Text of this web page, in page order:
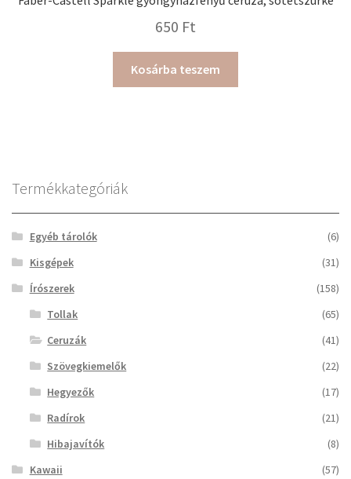
650 Ft
Kosárba teszem
Termékkategóriák
Egyéb tárolók
(6)
Kisgépek
(31)
Írószerek
(158)
Tollak
(65)
Ceruzák
(41)
Szövegkiemelők
(22)
Hegyezők
(17)
Radírok
(21)
Hibajavítók
(8)
Kawaii
(57)